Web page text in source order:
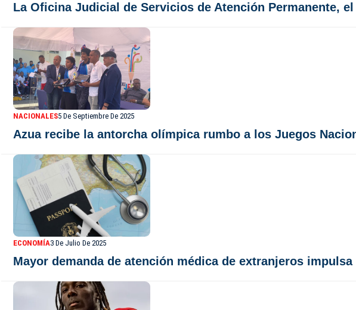
La Oficina Judicial de Servicios de Atención Permanente,
NACIONALES5 De Septiembre De 2025
Azua recibe la antorcha olímpica rumbo a los Juegos
ECONOMÍA3 De Julio De 2025
Mayor demanda de atención médica de extranjeros